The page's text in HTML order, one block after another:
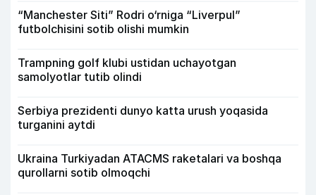
“Manchester Siti” Rodri o‘rniga “Liverpul”
futbolchisini sotib olishi mumkin
Trampning golf klubi ustidan uchayotgan
samolyotlar tutib olindi
Serbiya prezidenti dunyo katta urush yoqasida
turganini aytdi
Ukraina Turkiyadan ATACMS raketalari va boshqa
qurollarni sotib olmoqchi